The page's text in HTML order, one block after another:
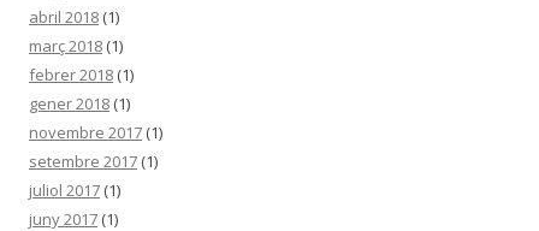
abril 2018 (1)
març 2018 (1)
febrer 2018 (1)
gener 2018 (1)
novembre 2017 (1)
setembre 2017 (1)
juliol 2017 (1)
juny 2017 (1)